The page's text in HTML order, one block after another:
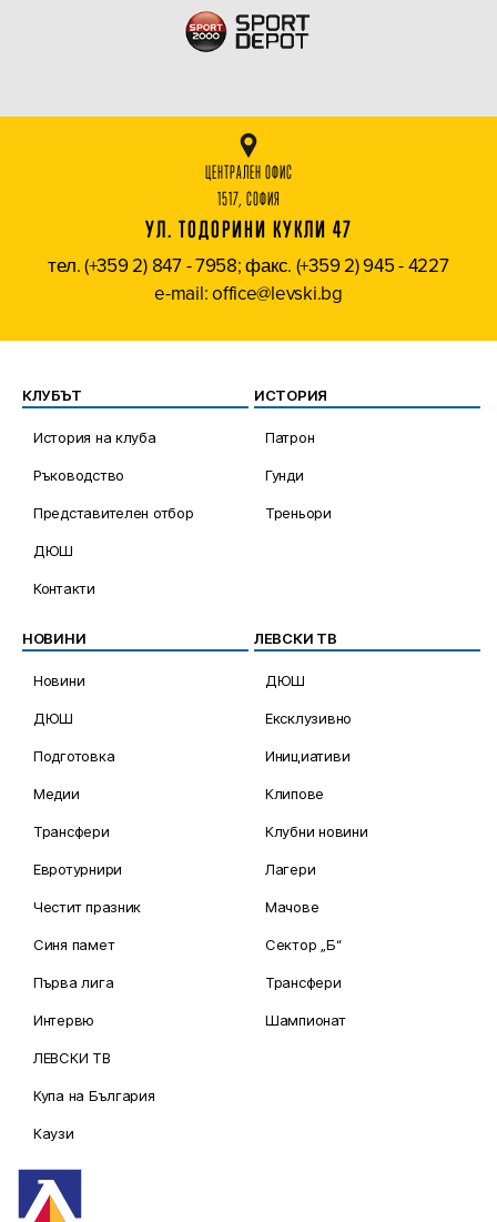
ЦЕНТРАЛЕН ОФИС
1517, СОФИЯ
УЛ. ТОДОРИНИ КУКЛИ 47
тел. (+359 2) 847 - 7958; факс. (+359 2) 945 - 4227
e-mail: office@levski.bg
КЛУБЪТ
История на клуба
Ръководство
Представителен отбор
ДЮШ
Контакти
ИСТОРИЯ
Патрон
Гунди
Треньори
НОВИНИ
Новини
ДЮШ
Подготовка
Медии
Трансфери
Евротурнири
Честит празник
Синя памет
Първа лига
Интервю
ЛЕВСКИ ТВ
Купа на България
Каузи
ЛЕВСКИ ТВ
ДЮШ
Ексклузивно
Инициативи
Клипове
Клубни новини
Лагери
Мачове
Сектор „Б“
Трансфери
Шампионат